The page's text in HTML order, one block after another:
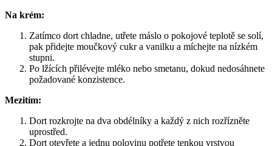
Na krém:
Zatímco dort chladne, utřete máslo o pokojové teplotě se solí,
pak přidejte moučkový cukr a vanilku a míchejte na nízkém
stupni.
Po lžících přilévejte mléko nebo smetanu, dokud nedosáhnete
požadované konzistence.
Mezitím:
Dort rozkrojte na dva obdélníky a každý z nich rozřízněte
uprostřed.
Dort otevřete a jednu polovinu potřete tenkou vrstvou